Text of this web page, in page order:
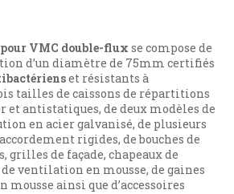
pour VMC double-flux se compose de
d’un diamètre de 75mm certifiés
et résistants à
tailles de caissons de répartitions
et antistatiques, de deux modèles de
en acier galvanisé, de plusieurs
rigides, de bouches de
grilles de façade, chapeaux de
ventilation en mousse, de gaines
mousse ainsi que d’accessoires